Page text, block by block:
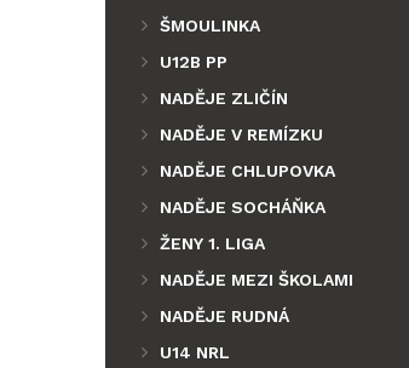
ŠMOULINKA
U12B PP
NADĚJE ZLIČÍN
NADĚJE V REMÍZKU
NADĚJE CHLUPOVKA
NADĚJE SOCHÁŇKA
ŽENY 1. LIGA
NADĚJE MEZI ŠKOLAMI
NADĚJE RUDNÁ
U14 NRL